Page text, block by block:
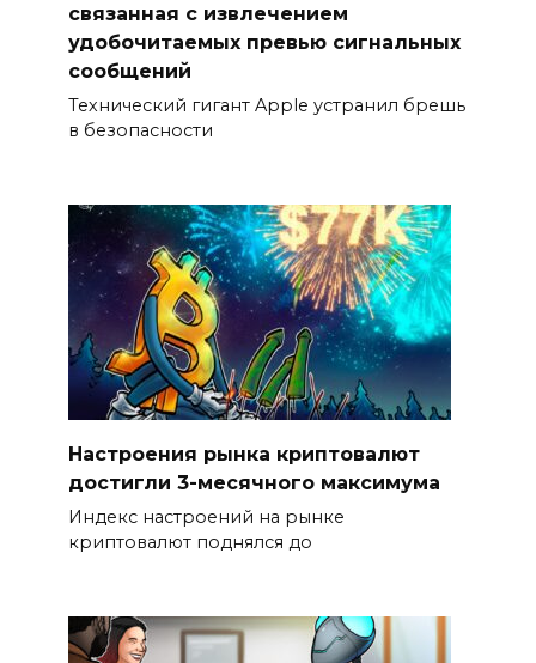
связанная с извлечением
удобочитаемых превью сигнальных
сообщений
Технический гигант Apple устранил брешь
в безопасности
Настроения рынка криптовалют
достигли 3-месячного максимума
Индекс настроений на рынке
криптовалют поднялся до